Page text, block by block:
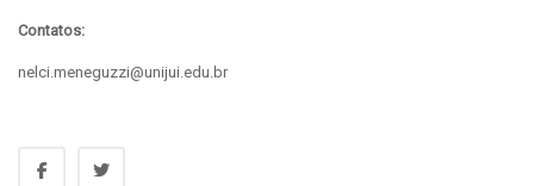
Contatos:
nelci.meneguzzi@unijui.edu.br